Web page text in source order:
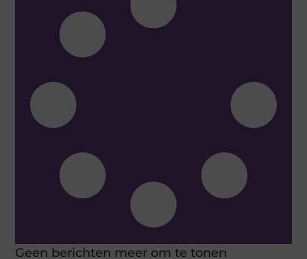
Geen berichten meer om te tonen